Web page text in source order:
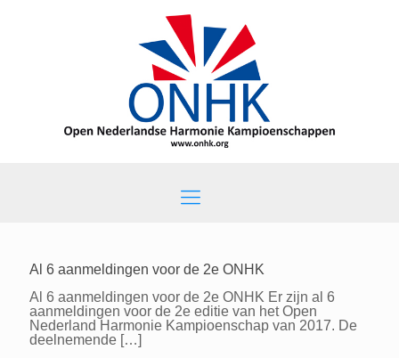
Al 6 aanmeldingen voor de 2e ONHK
Al 6 aanmeldingen voor de 2e ONHK Er zijn al 6
aanmeldingen voor de 2e editie van het Open
Nederland Harmonie Kampioenschap van 2017. De
deelnemende […]